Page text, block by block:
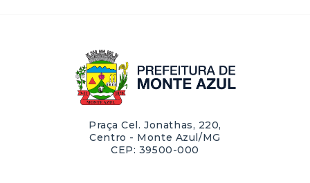
Praça Cel. Jonathas, 220,
Centro - Monte Azul/MG
CEP: 39500-000